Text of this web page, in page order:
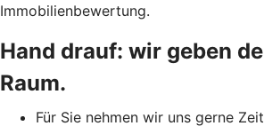
Immobilienbewertung.
Hand drauf: wir geben
Raum.
Für Sie nehmen wir uns gerne